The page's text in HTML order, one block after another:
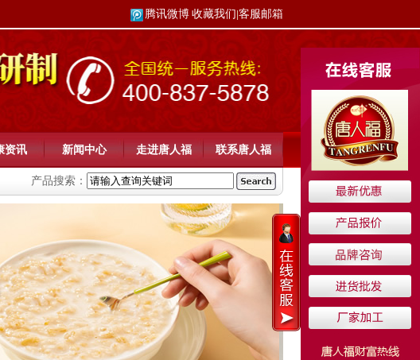
腾讯微博 收藏我们 客服邮箱
资讯 新闻中心 走进唐人福 联系唐人福
产品搜索：